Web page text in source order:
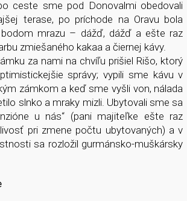
ceste sme pod Donovalmi obedovali
terase, po príchode na Oravu bola
mrazu – dážď, dážď a ešte raz
zmiešaného kakaa a čiernej kávy.
za nami na chvíľu prišiel Rišo, ktorý
správy; vypili sme kávu v
zámkom a keď sme vyšli von, nálada
slnko a mraky mizli. Ubytovali sme sa
u nás“ (pani majiteľke ešte raz
pri zmene počtu ubytovaných) a v
sa rozložil gurmánsko-muškársky